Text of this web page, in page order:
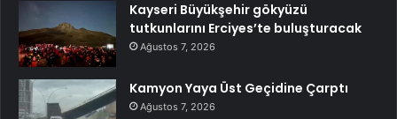
Kayseri Büyükşehir gökyüzü
tutkunlarını Erciyes’te buluşturacak
Ağustos 7, 2026
Kamyon Yaya Üst Geçidine Çarptı
Ağustos 7, 2026